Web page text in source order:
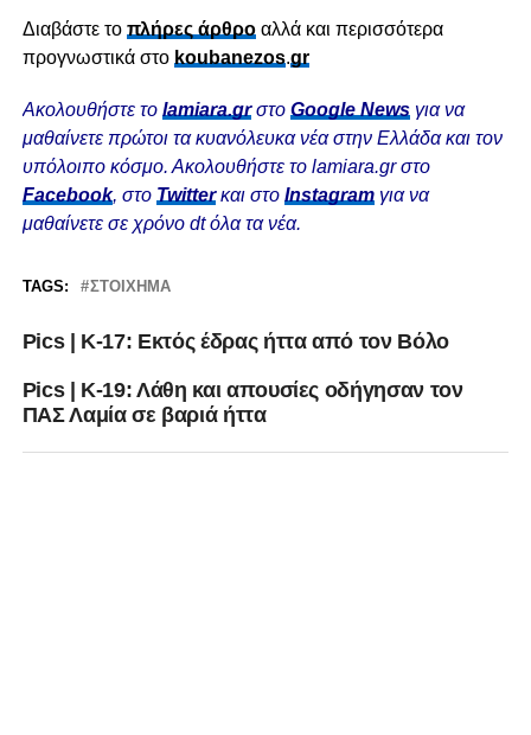
Διαβάστε το πλήρες άρθροαλλά και περισσότερα
προγνωστικά στο koubanezos.gr
Ακολουθήστε το lamiara.grστο Google Newsγια να
μαθαίνετε πρώτοι τα κυανόλευκα νέα στην Ελλάδα και τον
υπόλοιπο κόσμο. Ακολουθήστε το lamiara.gr στο
Facebook, στο Twitterκαι στο Instagram για να
μαθαίνετε σε χρόνο dt όλα τα νέα.
TAGS: ΣΤΟΊΧΗΜΑ
Pics | K-17: Εκτός έδρας ήττα από τον Βόλο
Pics | Κ-19: Λάθη και απουσίες οδήγησαν τον
ΠΑΣ Λαμία σε βαριά ήττα